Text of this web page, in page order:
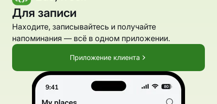
Для записи
Находите, записывайтесь и получайте
напоминания — всё в одном приложении.
Приложение клиента